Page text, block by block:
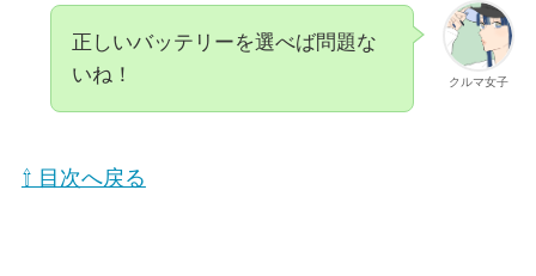
クルマ女子
正しいバッテリーを選べば問題な
いね！
⇧ 目次へ戻る